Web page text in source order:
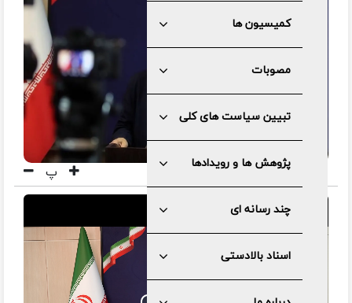
کمیسیون ها
مصوبات
تبیین سیاست های کلی
پژوهش ها و رویدادها
چند رسانه ای
اسناد بالادستی
پ